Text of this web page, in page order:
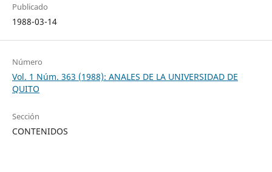
Publicado
1988-03-14
Número
Vol. 1 Núm. 363 (1988): ANALES DE LA UNIVERSIDAD DE
QUITO
Sección
CONTENIDOS